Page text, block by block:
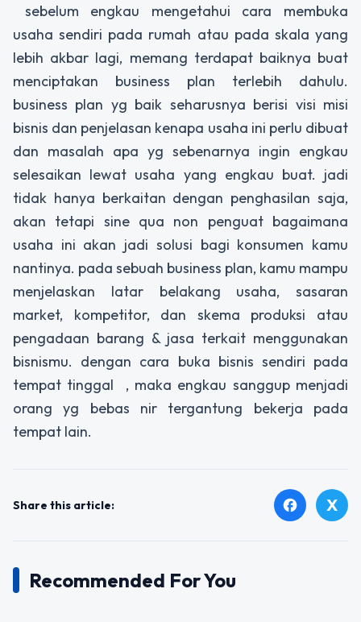
sebelum engkau mengetahui cara membuka
usaha sendiri pada rumah atau pada skala yang
lebih akbar lagi, memang terdapat baiknya buat
menciptakan business plan terlebih dahulu.
business plan yg baik seharusnya berisi visi misi
bisnis dan penjelasan kenapa usaha ini perlu dibuat
dan masalah apa yg sebenarnya ingin engkau
selesaikan lewat usaha yang engkau buat. jadi
tidak hanya berkaitan dengan penghasilan saja,
akan tetapi sine qua non penguat bagaimana
usaha ini akan jadi solusi bagi konsumen kamu
nantinya. pada sebuah business plan, kamu mampu
menjelaskan latar belakang usaha, sasaran
market, kompetitor, dan skema produksi atau
pengadaan barang & jasa terkait menggunakan
bisnismu. dengan cara buka bisnis sendiri pada
tempat tinggal , maka engkau sanggup menjadi
orang yg bebas nir tergantung bekerja pada
tempat lain.
Share this article: facebook X
Recommended For You